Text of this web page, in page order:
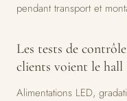
pendant transport et
Les tests de
clients voient le hall
Alimentations LED,